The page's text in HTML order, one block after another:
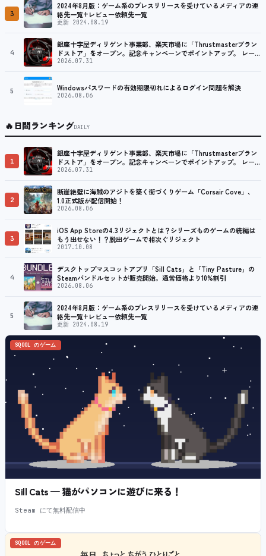
3
2024年8月版：ゲーム系のプレスリリースを受けているメディアの連
絡先一覧+レビュー依頼先一覧
更新 2024.08.19
4
銀座十字屋ディリゲント事業部、楽天市場に「Thrustmasterブラン
ドストア」をオープン。記念キャンペーンでポイントアップ。 レーシ
ング／フライトシム向けコントローラーを中心に、幅広くラインナッ
2026.07.31
5 Windowsパスワードの有効期限切れによるログイン問題を解決
2026.08.06
🔥日間ランキングDAILY
1
銀座十字屋ディリゲント事業部、楽天市場に「Thrustmasterブラン
ドストア」をオープン。記念キャンペーンでポイントアップ。 レーシ
ング／フライトシム向けコントローラーを中心に、幅広くラインナッ
2026.07.31
2
断崖絶壁に海賊のアジトを築く街づくりゲーム「Corsair Cove」、
1.0正式版が配信開始！
2026.08.06
3
iOS App Storeの4.3リジェクトとは？シリーズものゲームの続編は
もう出せない！？脱出ゲームで相次ぐリジェクト
2017.10.08
4
デスクトップマスコットアプリ「Sill Cats」と「Tiny Pasture」の
Steamバンドルセットが販売開始。通常価格より10%割引
2026.08.06
5
2024年8月版：ゲーム系のプレスリリースを受けているメディアの連
絡先一覧+レビュー依頼先一覧
更新 2024.08.19
SQOOL のゲーム
Sill Cats — 猫がパソコンに遊びに来る！
Steam にて無料配信中
SQOOL のゲーム